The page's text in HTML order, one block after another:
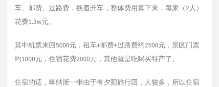
车、邮费、过路费，换着开车，整体费用算下来，每家（2人）
花费1.3w元。
其中机票来回5000元，租车+邮费+过路费约2500元，景区门票
约1000元，住宿花费2000元，其他就是吃喝买特产了。
住宿的话，喀纳斯一带由于有夕阳旅行团，人较多，所以住宿